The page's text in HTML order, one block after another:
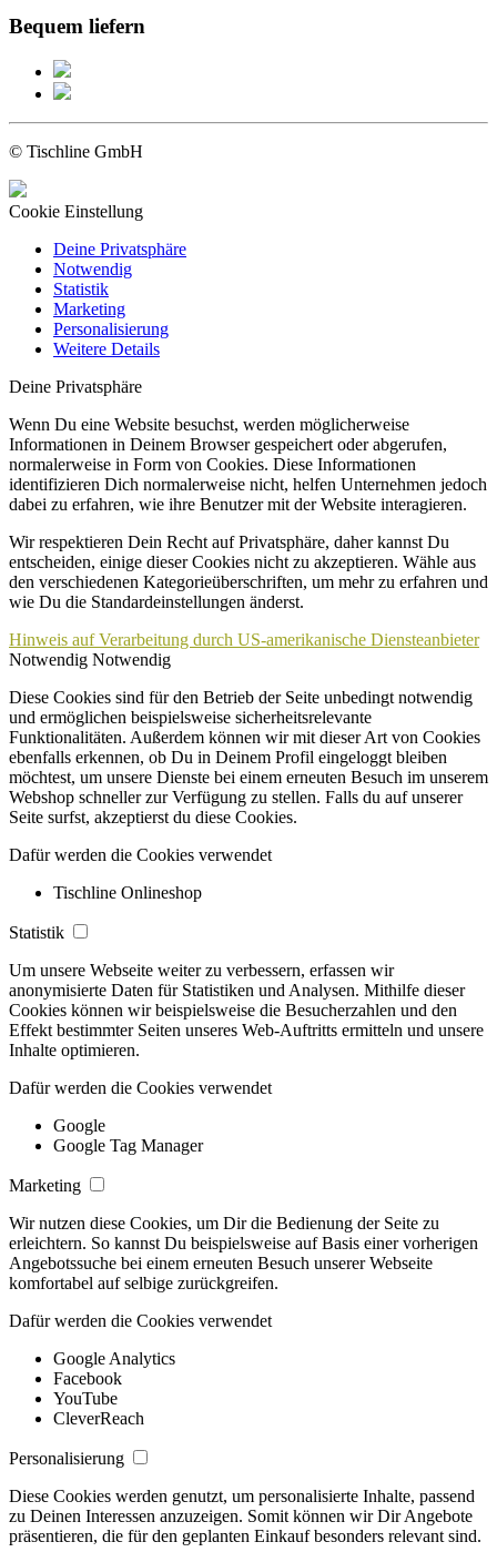
Bequem liefern
© Tischline GmbH
Cookie Einstellung
Deine Privatsphäre
Notwendig
Statistik
Marketing
Personalisierung
Weitere Details
Deine Privatsphäre
Wenn Du eine Website besuchst, werden möglicherweise
Informationen in Deinem Browser gespeichert oder abgerufen,
normalerweise in Form von Cookies. Diese Informationen
identifizieren Dich normalerweise nicht, helfen Unternehmen jedoch
dabei zu erfahren, wie ihre Benutzer mit der Website interagieren.
Wir respektieren Dein Recht auf Privatsphäre, daher kannst Du
entscheiden, einige dieser Cookies nicht zu akzeptieren. Wähle aus
den verschiedenen Kategorieüberschriften, um mehr zu erfahren und
wie Du die Standardeinstellungen änderst.
Hinweis auf Verarbeitung durch US-amerikanische Diensteanbieter
Notwendig Notwendig
Diese Cookies sind für den Betrieb der Seite unbedingt notwendig
und ermöglichen beispielsweise sicherheitsrelevante
Funktionalitäten. Außerdem können wir mit dieser Art von Cookies
ebenfalls erkennen, ob Du in Deinem Profil eingeloggt bleiben
möchtest, um unsere Dienste bei einem erneuten Besuch im unserem
Webshop schneller zur Verfügung zu stellen. Falls du auf unserer
Seite surfst, akzeptierst du diese Cookies.
Dafür werden die Cookies verwendet
Tischline Onlineshop
Statistik
Um unsere Webseite weiter zu verbessern, erfassen wir
anonymisierte Daten für Statistiken und Analysen. Mithilfe dieser
Cookies können wir beispielsweise die Besucherzahlen und den
Effekt bestimmter Seiten unseres Web-Auftritts ermitteln und unsere
Inhalte optimieren.
Dafür werden die Cookies verwendet
Google
Google Tag Manager
Marketing
Wir nutzen diese Cookies, um Dir die Bedienung der Seite zu
erleichtern. So kannst Du beispielsweise auf Basis einer vorherigen
Angebotssuche bei einem erneuten Besuch unserer Webseite
komfortabel auf selbige zurückgreifen.
Dafür werden die Cookies verwendet
Google Analytics
Facebook
YouTube
CleverReach
Personalisierung
Diese Cookies werden genutzt, um personalisierte Inhalte, passend
zu Deinen Interessen anzuzeigen. Somit können wir Dir Angebote
präsentieren, die für den geplanten Einkauf besonders relevant sind.